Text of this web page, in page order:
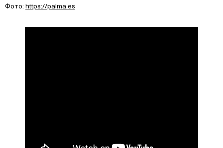
Фото: https://palma.es